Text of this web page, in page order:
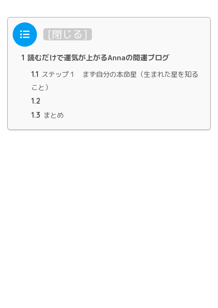
目次 [閉じる]
1 読むだけで運気が上がるAnnaの開運ブログ
1.1 ステップ１ まず自分の本命星（生まれた星を知る
こと）
1.2
1.3 まとめ